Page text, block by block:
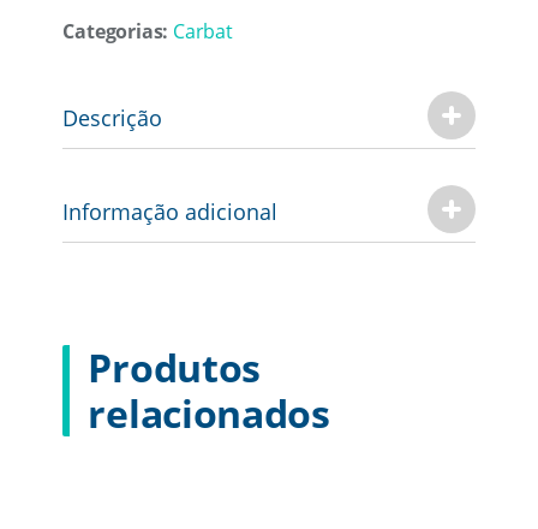
Categorias: Carbat
Descrição
Informação adicional
Produtos
relacionados